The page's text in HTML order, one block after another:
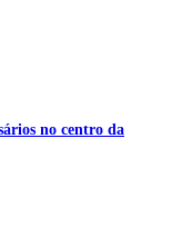
no centro da